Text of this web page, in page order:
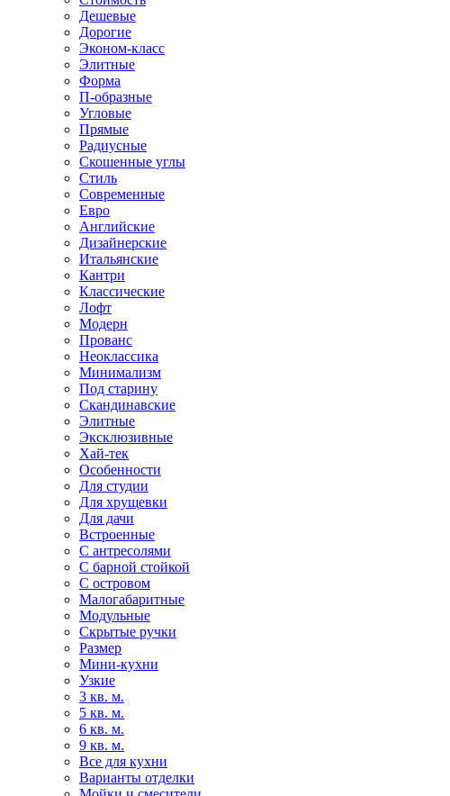
Дешевые
Дорогие
Эконом-класс
Элитные
Форма
П-образные
Угловые
Прямые
Радиусные
Скошенные углы
Стиль
Современные
Евро
Английские
Дизайнерские
Итальянские
Кантри
Классические
Лофт
Модерн
Прованс
Неоклассика
Минимализм
Под старину
Скандинавские
Элитные
Эксклюзивные
Хай-тек
Особенности
Для студии
Для хрущевки
Для дачи
Встроенные
С антресолями
С барной стойкой
С островом
Малогабаритные
Модульные
Скрытые ручки
Размер
Мини-кухни
Узкие
3 кв. м.
5 кв. м.
6 кв. м.
9 кв. м.
Все для кухни
Варианты отделки